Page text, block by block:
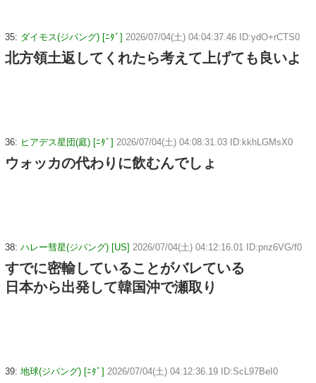
35: ダイモス(ジパング) [ﾆﾀﾞ] 2026/07/04(土) 04:04:37.46 ID:ydO+rCTS0
北方領土返してくれたら考えて上げても良いよ
36: ヒアデス星団(庭) [ﾆﾀﾞ] 2026/07/04(土) 04:08:31.03 ID:kkhLGMsX0
ウォッカの代わりに飲むんでしょ
38: ハレー彗星(ジパング) [US] 2026/07/04(土) 04:12:16.01 ID:pnz6VG/f0
すでに密輸していることがバレている
日本から出発して韓国沖で瀬取り
39: 地球(ジパング) [ﾆﾀﾞ] 2026/07/04(土) 04:12:36.19 ID:ScL97BeI0